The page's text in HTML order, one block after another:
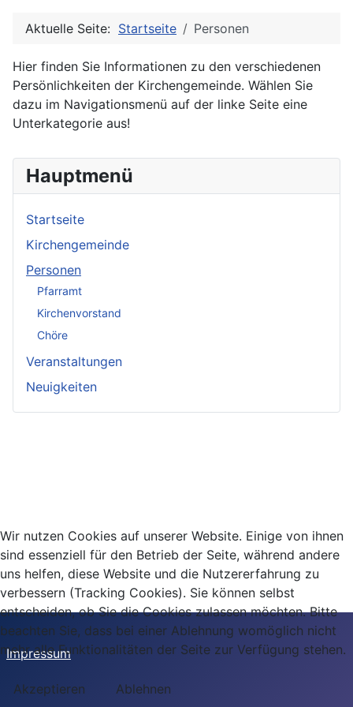
Hauptmenü
Startseite
Kirchengemeinde
Personen
Pfarramt
Kirchenvorstand
Chöre
Veranstaltungen
Neuigkeiten
Aktuelle Seite: Startseite Personen
Hier finden Sie Informationen zu den verschiedenen
Persönlichkeiten der Kirchengemeinde. Wählen Sie
dazu im Navigationsmenü auf der linke Seite eine
Unterkategorie aus!
Impressum
Wir nutzen Cookies auf unserer Website. Einige von ihnen
sind essenziell für den Betrieb der Seite, während andere
uns helfen, diese Website und die Nutzererfahrung zu
verbessern (Tracking Cookies). Sie können selbst
entscheiden, ob Sie die Cookies zulassen möchten. Bitte
beachten Sie, dass bei einer Ablehnung womöglich nicht
mehr alle Funktionalitäten der Seite zur Verfügung stehen.
Akzeptieren Ablehnen